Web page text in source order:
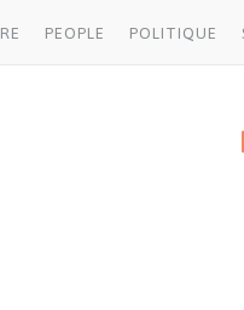
PEOPLE POLITIQUE